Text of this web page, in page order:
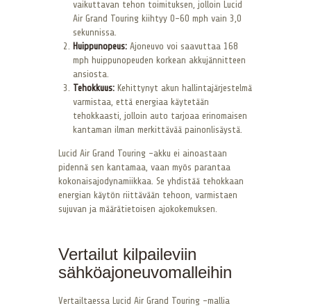
vaikuttavan tehon toimituksen, jolloin Lucid
Air Grand Touring kiihtyy 0-60 mph vain 3,0
sekunnissa.
Huippunopeus: Ajoneuvo voi saavuttaa 168
mph huippunopeuden korkean akkujännitteen
ansiosta.
Tehokkuus: Kehittynyt akun hallintajärjestelmä
varmistaa, että energiaa käytetään
tehokkaasti, jolloin auto tarjoaa erinomaisen
kantaman ilman merkittävää painonlisäystä.
Lucid Air Grand Touring -akku ei ainoastaan
pidennä sen kantamaa, vaan myös parantaa
kokonaisajodynamiikkaa. Se yhdistää tehokkaan
energian käytön riittävään tehoon, varmistaen
sujuvan ja määrätietoisen ajokokemuksen.
Vertailut kilpaileviin
sähköajoneuvomalleihin
Vertailtaessa Lucid Air Grand Touring -mallia